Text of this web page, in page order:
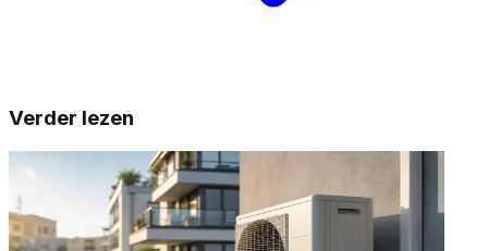
Verder lezen